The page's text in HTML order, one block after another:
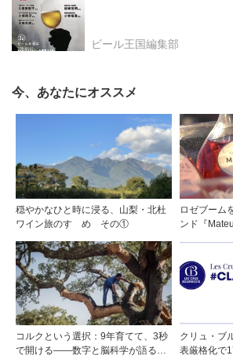
ビール王国編集部
今、あなたにオススメ
穏やかなひと時に浸る、山梨・北杜
ワイン旅のすゝめ その①
ロゼブーム
ンド『
コルクという選択：9年育てて、3秒
で開ける——数字と脳科学が語る栓
クリュ・ブ
表厳格化で